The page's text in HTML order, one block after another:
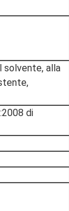
solvente, alla
di